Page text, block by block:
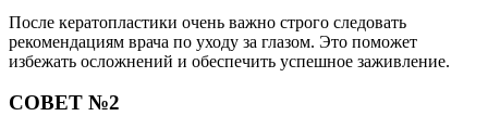
После кератопластики очень важно строго следовать
рекомендациям врача по уходу за глазом. Это поможет
избежать осложнений и обеспечить успешное заживление.
СОВЕТ №2